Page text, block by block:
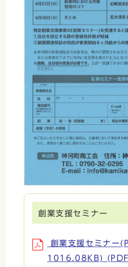
創業支援セミナー
創業支援セミナー
1016.08KB) (PDF